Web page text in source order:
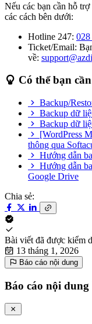
Nếu các bạn cần hỗ
các cách bên dưới:
Hotline 247: 028
Ticket/Email:
về:
Có thể bạn
Backup/
Backup dữ
Backup dữ
[WordPress
thông qua
Hướng dẫn
Hướng dẫn
Google Drive
Chia sẻ:
Bài viết đã được kiểm
13 tháng 1, 2026
Báo cáo nội dung
Báo cáo nội